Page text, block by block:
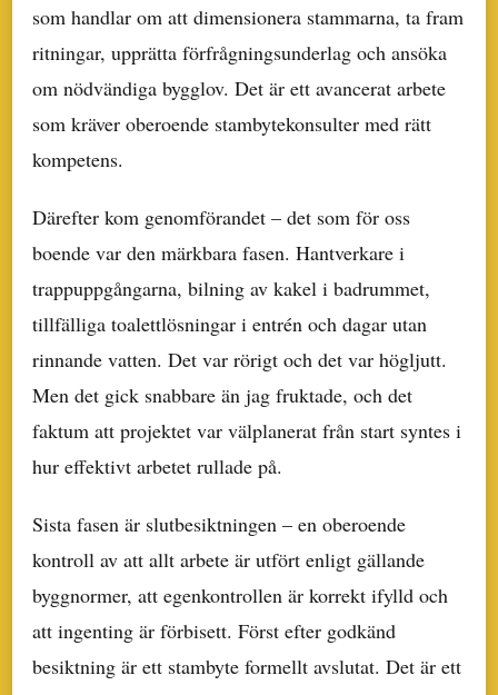
som handlar om att dimensionera stammarna, ta fram
ritningar, upprätta förfrågningsunderlag och ansöka
om nödvändiga bygglov. Det är ett avancerat arbete
som kräver oberoende stambytekonsulter med rätt
kompetens.
Därefter kom genomförandet – det som för oss
boende var den märkbara fasen. Hantverkare i
trappuppgångarna, bilning av kakel i badrummet,
tillfälliga toalettlösningar i entrén och dagar utan
rinnande vatten. Det var rörigt och det var högljutt.
Men det gick snabbare än jag fruktade, och det
faktum att projektet var välplanerat från start syntes i
hur effektivt arbetet rullade på.
Sista fasen är slutbesiktningen – en oberoende
kontroll av att allt arbete är utfört enligt gällande
byggnormer, att egenkontrollen är korrekt ifylld och
att ingenting är förbisett. Först efter godkänd
besiktning är ett stambyte formellt avslutat. Det är ett